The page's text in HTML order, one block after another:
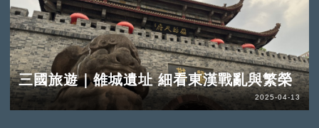
三國旅遊｜雒城遺址 細看東漢戰亂與繁榮
2025-04-13